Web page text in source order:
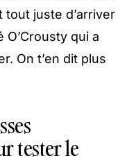
juste d’arriver
qui a
On t’en dit plus
tester le